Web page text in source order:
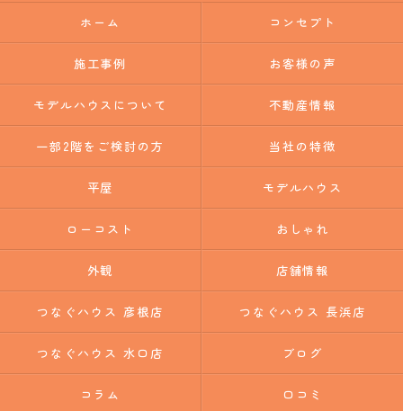
ホーム コンセプト
施工事例 お客様の声
モデルハウスについて 不動産情報
一部2階をご検討の方 当社の特徴
平屋 モデルハウス
ローコスト おしゃれ
外観 店舗情報
つなぐハウス 彦根店 つなぐハウス 長浜店
つなぐハウス 水口店 ブログ
コラム 口コミ